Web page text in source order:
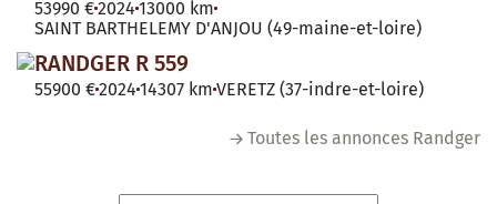
53990 €2024 13000 km
SAINT BARTHELEMY D'ANJOU (49-maine-et-loire)
RANDGER R 559
55900 €2024 14307 km VERETZ (37-indre-et-loire)
Toutes les annonces Randger